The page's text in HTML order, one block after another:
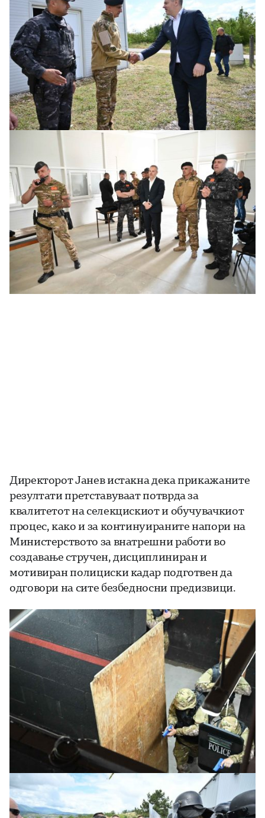
Директорот Јанев истакна дека прикажаните
резултати претставуваат потврда за
квалитетот на селекцискиот и обучувачкиот
процес, како и за континуираните напори на
Министерството за внатрешни работи во
создавање стручен, дисциплиниран и
мотивиран полициски кадар подготвен да
одговори на сите безбедносни предизвици.